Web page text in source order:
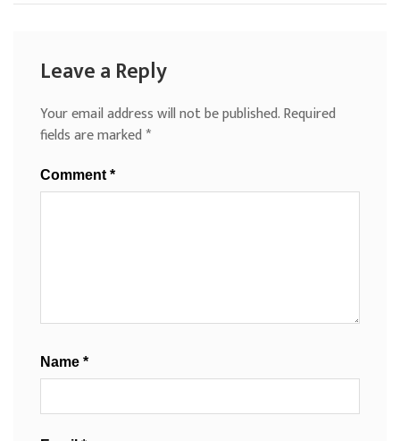
Leave a Reply
Your email address will not be published.Required
fields are marked*
Comment *
Name *